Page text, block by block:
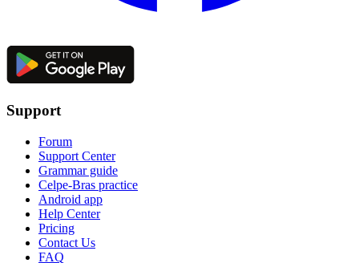
Support
Forum
Support Center
Grammar guide
Celpe-Bras practice
Android app
Help Center
Pricing
Contact Us
FAQ